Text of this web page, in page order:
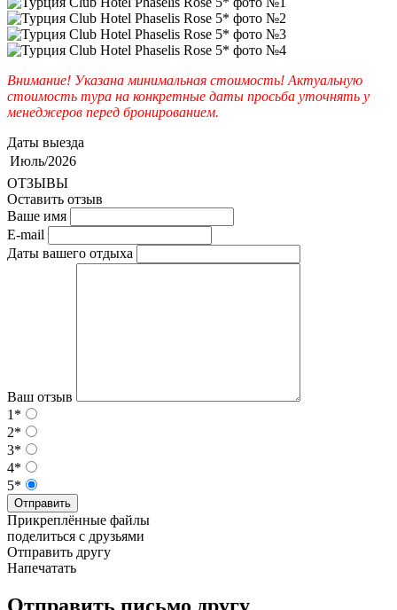
Внимание! Указана минимальная стоимость! Актуальную
стоимость тура на конкретные даты просьба уточнять у
менеджеров перед бронированием.
Даты выезда
Июль/2026
ОТЗЫВЫ
Оставить отзыв
Ваше имя
E-mail
Даты вашего отдыха
Ваш отзыв
1*
2*
3*
4*
5*
Отправить
Прикреплённые файлы
поделиться с друзьями
Отправить другу
Напечатать
Отправить письмо другу